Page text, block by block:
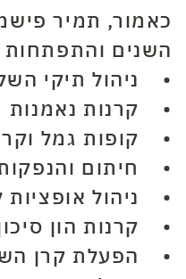
כאמור, תמיר
השנים
• ניהול תיקי
• קרנות נאמנות
• קופות גמל
• חיתום
• ניהול אופציות
• קרנות הון
• הפעלת קרן